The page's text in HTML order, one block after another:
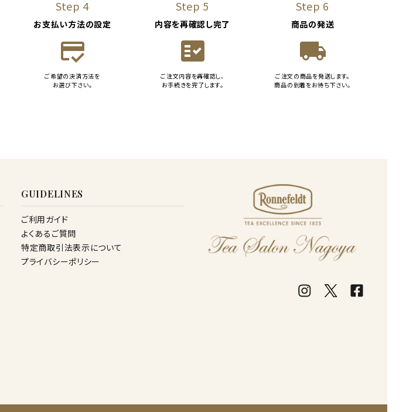
Step 4
お支払い方法の設定
credit_score
ご希望の決済方法を
お選び下さい。
Step 5
内容を再確認し完了
fact_check
ご注文内容を再確認し、
お手続きを完了します。
Step 6
商品の発送
local_shipping
ご注文の商品を発送します。
商品の到着をお待ち下さい。
GUIDELINES
ご利用ガイド
よくあるご質問
特定商取引法表示について
プライバシーポリシー